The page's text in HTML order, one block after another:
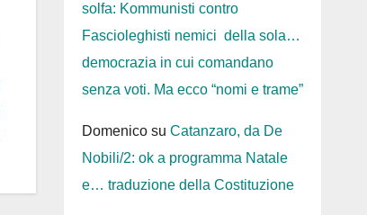
solfa: Kommunisti contro
Fascioleghisti nemici della sola…
democrazia in cui comandano
senza voti. Ma ecco “nomi e trame”
Domenicosu Catanzaro, da De
Nobili/2: ok a programma Natale
e… traduzione della Costituzione